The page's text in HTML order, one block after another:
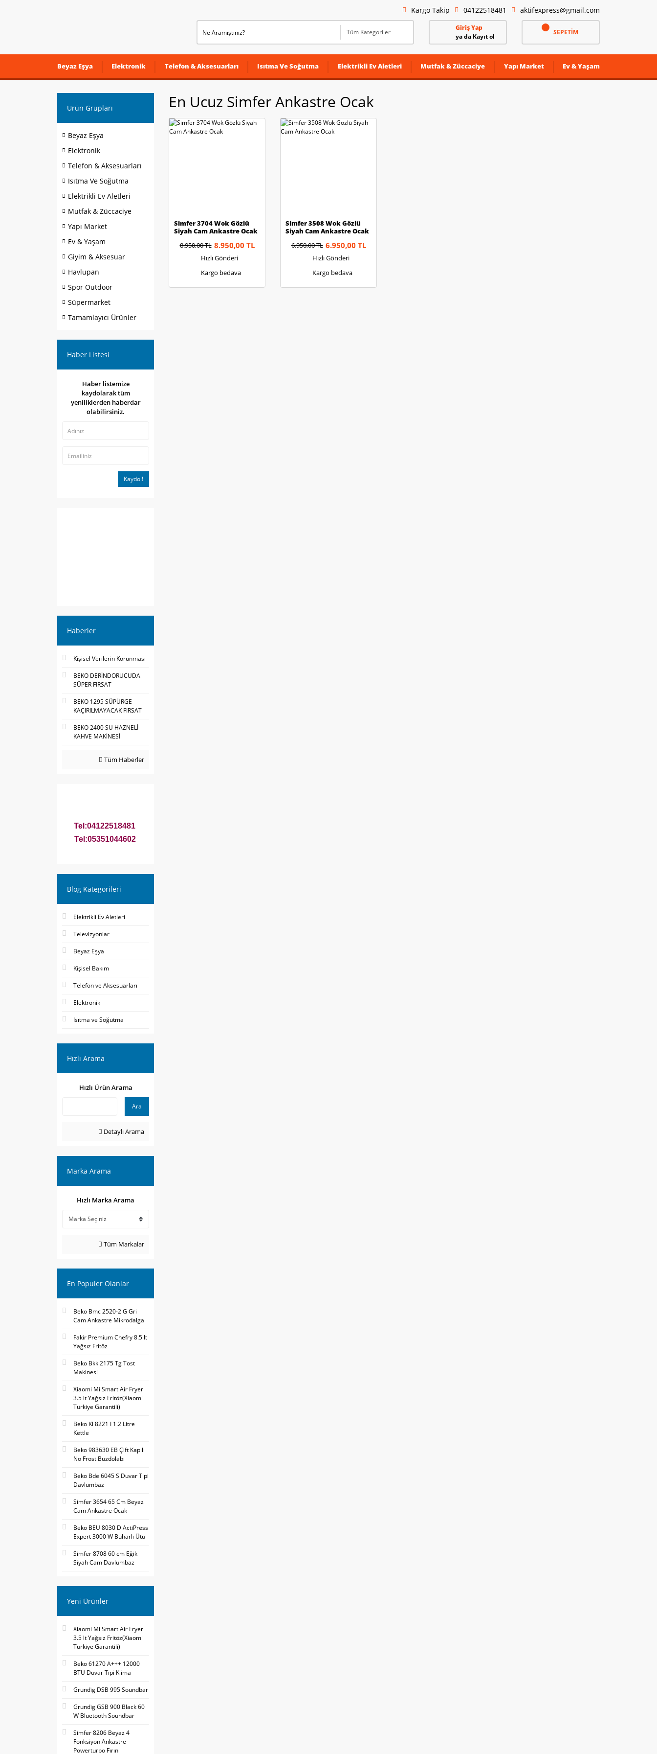
Kargo Takip 04122518481 aktifexpress@gmail.com
Giriş Yap
ya da Kayıt ol
SEPETİM
Beyaz Eşya Elektronik Telefon & Aksesuarları Isıtma Ve Soğutma Elektrikli Ev Aletleri Mutfak & Züccaciye Yapı Market Ev & Yaşam
Ürün Grupları
Beyaz Eşya
Elektronik
Telefon & Aksesuarları
Isıtma Ve Soğutma
Elektrikli Ev Aletleri
Mutfak & Züccaciye
Yapı Market
Ev & Yaşam
Giyim & Aksesuar
Havlupan
Spor Outdoor
Süpermarket
Tamamlayıcı Ürünler
Haber Listesi
Haber listemize
kaydolarak tüm
yeniliklerden haberdar
olabilirsiniz.
Kaydol!
Haberler
Kişisel Verilerin Korunması
BEKO DERİNDORUCUDA
SÜPER FIRSAT
BEKO 1295 SÜPÜRGE
KAÇIRILMAYACAK FIRSAT
BEKO 2400 SU HAZNELİ
KAHVE MAKİNESİ
Tüm Haberler
Tel:04122518481
Tel:05351044602
Blog Kategorileri
Elektrikli Ev Aletleri
Televizyonlar
Beyaz Eşya
Kişisel Bakım
Telefon ve Aksesuarları
Elektronik
Isıtma ve Soğutma
Hızlı Arama
Hızlı Ürün Arama
Ara
Detaylı Arama
Marka Arama
Hızlı Marka Arama
Tüm Markalar
En Populer Olanlar
Beko Bmc 2520-2 G Gri
Cam Ankastre Mikrodalga
Fakir Premium Chefry 8.5 lt
Yağsız Fritöz
Beko Bkk 2175 Tg Tost
Makinesi
Xiaomi Mi Smart Air Fryer
3.5 lt Yağsız Fritöz(Xiaomi
Türkiye Garantili)
Beko Kl 8221 I 1.2 Litre
Kettle
Beko 983630 EB Çift Kapılı
No Frost Buzdolabı
Beko Bde 6045 S Duvar Tipi
Davlumbaz
Simfer 3654 65 Cm Beyaz
Cam Ankastre Ocak
Beko BEU 8030 D ActiPress
Expert 3000 W Buharlı Ütü
Simfer 8708 60 cm Eğik
Siyah Cam Davlumbaz
Yeni Ürünler
Xiaomi Mi Smart Air Fryer
3.5 lt Yağsız Fritöz(Xiaomi
Türkiye Garantili)
Beko 61270 A+++ 12000
BTU Duvar Tipi Klima
Grundig DSB 995 Soundbar
Grundig GSB 900 Black 60
W Bluetooth Soundbar
Simfer 8206 Beyaz 4
Fonksiyon Ankastre
Powerturbo Fırın
En Ucuz Simfer Ankastre Ocak
Simfer 3704 Wok Gözlü
Siyah Cam Ankastre Ocak
8.950,00 TL 8.950,00 TL
Hızlı Gönderi
Kargo bedava
Simfer 3508 Wok Gözlü
Siyah Cam Ankastre Ocak
6.950,00 TL 6.950,00 TL
Hızlı Gönderi
Kargo bedava